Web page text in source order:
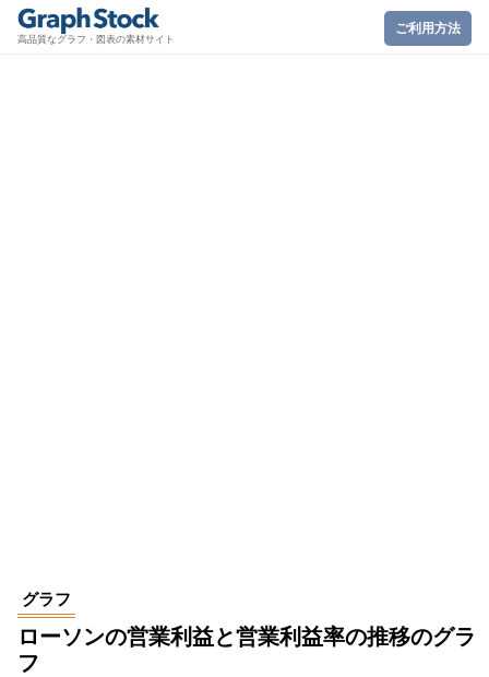
高品質なグラフ・図表の素材サイト
ご利用方法
グラフ
ローソンの営業利益と営業利益率の推移のグラ
フ